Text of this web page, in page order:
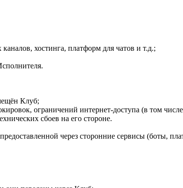
хостинга, платформ для чатов и т.д.;
Клуб;
ограничений интернет-доступа (в том
сбоев на его стороне.
через сторонние сервисы (боты,